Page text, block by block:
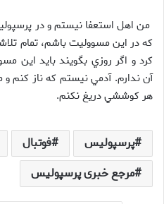
من اهل استعفا نيستم و در
كه در اين مسووليت باشم، تمام
كرد و اگر روزي بگويند بايد اين
آن ندارم. آدمي نيستم كه ناز كنم
هر كوششي دريغ نكنم.
پرسپولیس فوتبال
مرجع خبری پرسپولیس